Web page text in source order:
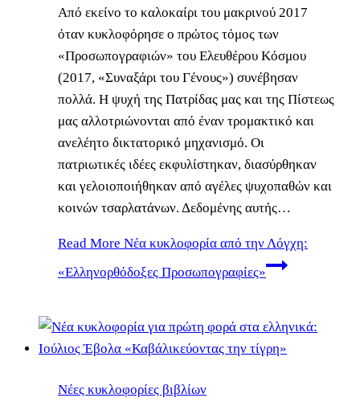
Από εκείνο το καλοκαίρι του μακρινού 2017
όταν κυκλοφόρησε ο πρώτος τόμος των
«Προσωπογραφιών» του Ελευθέρου Κόσμου
(2017, «Συναξάρι του Γένους») συνέβησαν
πολλά. Η ψυχή της Πατρίδας μας και της Πίστεως
μας αλλοτριώνονται από έναν τρομακτικό και
ανελέητο δικτατορικό μηχανισμό. Οι
πατριωτικές ιδέες εκφυλίστηκαν, διασύρθηκαν
και γελοιοποιήθηκαν από αγέλες ψυχοπαθών και
κοινών τσαρλατάνων. Δεδομένης αυτής…
Read More Νέα κυκλοφορία από την Λόγχη:
«Ελληνορθόδοξες Προσωπογραφίες»
Νέες κυκλοφορίες βιβλίων